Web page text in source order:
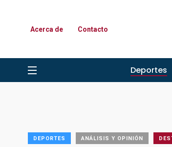
Acerca de Contacto
Deportes
DEPORTES ANÁLISIS Y OPINIÓN